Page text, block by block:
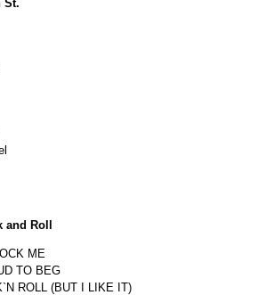
St.
and Roll
ME
TO BEG
ROLL (BUT I LIKE IT)